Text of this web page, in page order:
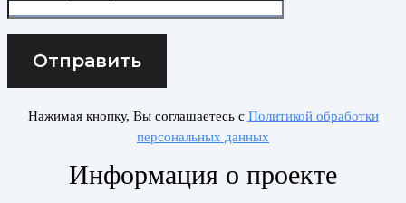
Нажимая кнопку, Вы соглашаетесь с Политикой обработки
персональных данных
Информация о проекте